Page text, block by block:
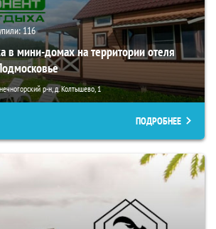
116
в мини-домах на территории отеля
р-н, д. Колтышево, 1
ПОДРОБНЕЕ